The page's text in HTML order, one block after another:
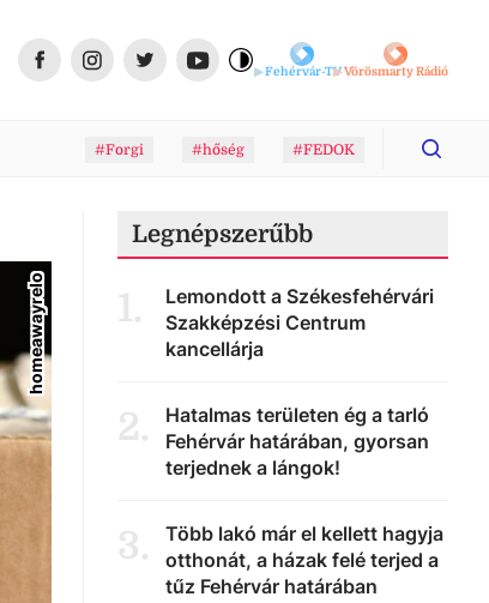
Fehérvár-TVVörösmarty Rádió
#Forgi #hőség #FEDOK
homeawayrelo
Legnépszerűbb
1.
Lemondott a Székesfehérvári
Szakképzési Centrum
kancellárja
2.
Hatalmas területen ég a tarló
Fehérvár határában, gyorsan
terjednek a lángok!
3.
Több lakó már el kellett hagyja
otthonát, a házak felé terjed a
tűz Fehérvár határában